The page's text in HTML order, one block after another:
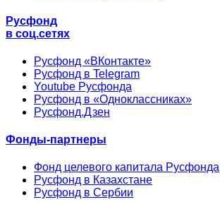
Русфонд
в соц.сетях
Русфонд «ВКонтакте»
Русфонд в Telegram
Youtube Русфонда
Русфонд в «Одноклассниках»
Русфонд.Дзен
Фонды-партнеры
Фонд целевого капитала Русфонда
Русфонд в Казахстане
Русфонд в Сербии